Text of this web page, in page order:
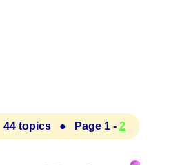
44 topics ● Page 1 -2